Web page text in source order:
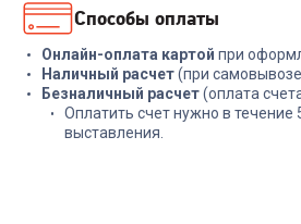
Способы оплаты
Онлайн-оплата картой при
Наличный расчет(при
Безналичный расчет(оплата
Оплатить счет нужно в течение
выставления.